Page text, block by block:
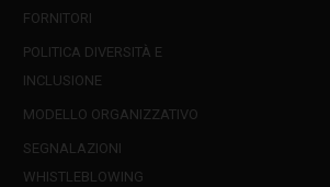
FORNITORI
POLITICA DIVERSITÀ E
INCLUSIONE
MODELLO ORGANIZZATIVO
SEGNALAZIONI
WHISTLEBLOWING